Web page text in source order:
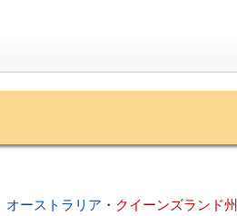
オーストラリア ・ クイーンズランド州